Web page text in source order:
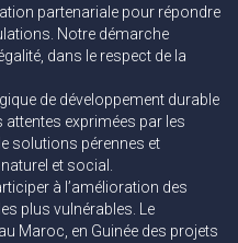
partenariale pour répondre
Notre démarche
dans le respect de la
de développement durable
exprimées par les
solutions pérennes et
et social.
à l’amélioration des
plus vulnérables. Le
Maroc, en Guinée des projets